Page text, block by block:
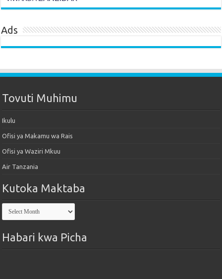
Ads
Tovuti Muhimu
Ikulu
Ofisi ya Makamu wa Rais
Ofisi ya Waziri Mkuu
Air Tanzania
Kutoka Maktaba
Kutoka
Maktaba
Habari kwa Picha